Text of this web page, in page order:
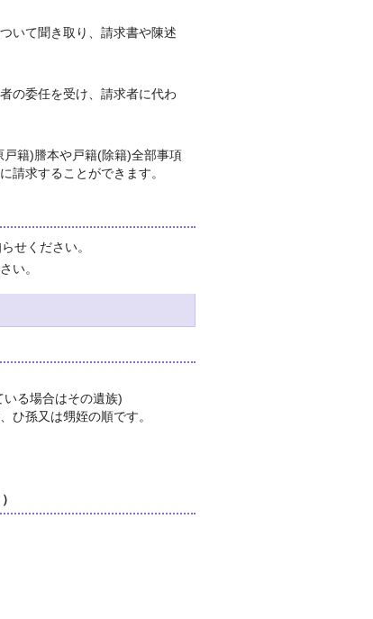
いて聞き取り、請求書や陳述
の委任を受け、請求者に代わ
籍)謄本や戸籍(除籍)全部事項
請求することができます。
せください。
い。
いる場合はその遺族)
ひ孫又は甥姪の順です。